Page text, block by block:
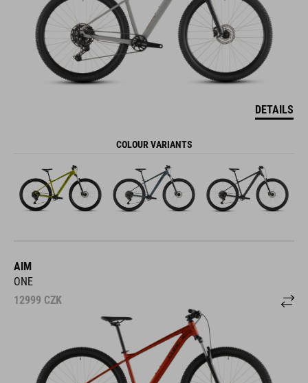
DETAILS
COLOUR VARIANTS
AIM
ONE
12999 CZK